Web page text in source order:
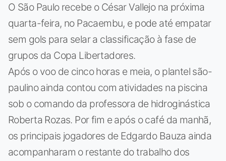
O São Paulo recebe o César Vallejo na próxima
quarta-feira, no Pacaembu, e pode até empatar
sem gols para selar a classificação à fase de
grupos da Copa Libertadores.
Após o voo de cinco horas e meia, o plantel são-
paulino ainda contou com atividades na piscina
sob o comando da professora de hidroginástica
Roberta Rozas. Por fim e após o café da manhã,
os principais jogadores de Edgardo Bauza ainda
acompanharam o restante do trabalho dos